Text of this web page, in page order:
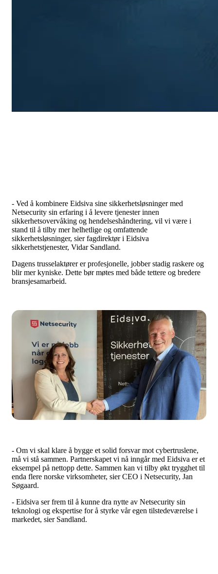
- Ved å kombinere Eidsiva sine sikkerhetsløsninger med
Netsecurity sin erfaring i å levere tjenester innen
sikkerhetsovervåking og hendelseshåndtering, vil vi være i
stand til å tilby mer helhetlige og omfattende
sikkerhetsløsninger, sier fagdirektør i Eidsiva
sikkerhetstjenester, Vidar Sandland.
Dagens trusselaktører er profesjonelle, jobber stadig raskere og
blir mer kyniske. Dette bør møtes med både tettere og bredere
bransjesamarbeid.
- Om vi skal klare å bygge et solid forsvar mot cybertruslene,
må vi stå sammen. Partnerskapet vi nå inngår med Eidsiva er et
eksempel på nettopp dette. Sammen kan vi tilby økt trygghet til
enda flere norske virksomheter, sier CEO i Netsecurity, Jan
Søgaard.
- Eidsiva ser frem til å kunne dra nytte av Netsecurity sin
teknologi og ekspertise for å styrke vår egen tilstedeværelse i
markedet, sier Sandland.